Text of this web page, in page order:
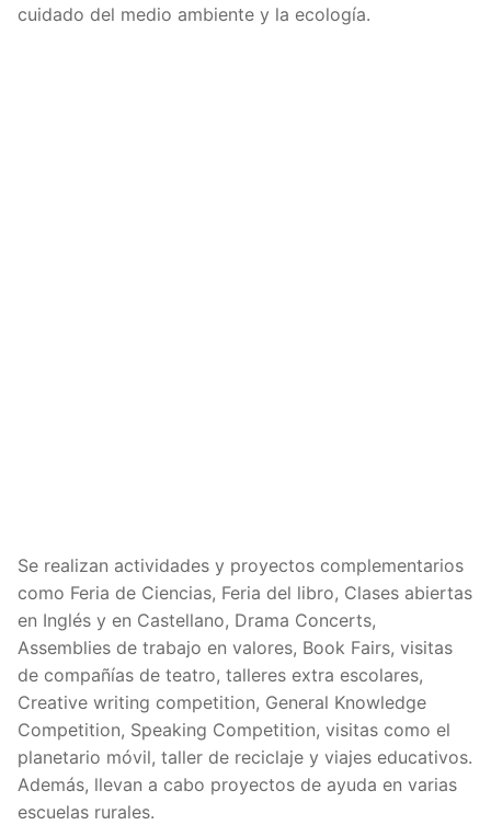
cuidado del medio ambiente y la ecología.
Se realizan actividades y proyectos complementarios
como Feria de Ciencias, Feria del libro, Clases abiertas
en Inglés y en Castellano, Drama Concerts,
Assemblies de trabajo en valores, Book Fairs, visitas
de compañías de teatro, talleres extra escolares,
Creative writing competition, General Knowledge
Competition, Speaking Competition, visitas como el
planetario móvil, taller de reciclaje y viajes educativos.
Además, llevan a cabo proyectos de ayuda en varias
escuelas rurales.